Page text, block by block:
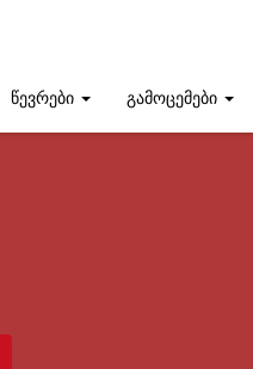
წევრები გამოცემები